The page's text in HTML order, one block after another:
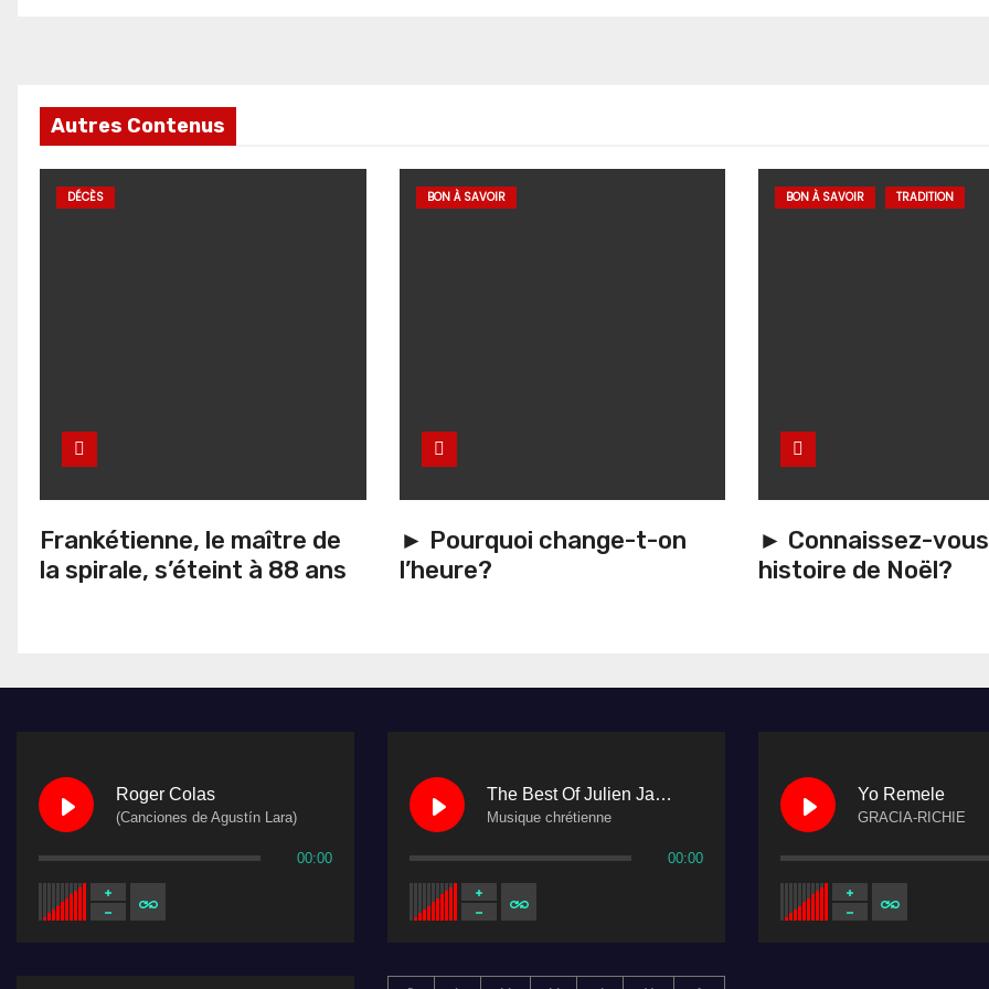
Autres Contenus
DÉCÈS
Frankétienne, le maître de
la spirale, s’éteint à 88 ans
BON À SAVOIR
► Pourquoi change-t-on
l’heure?
BON À SAVOIR TRADITION
► Connaissez-
histoire de Noël?
Roger Colas
(Canciones de Agustín Lara)
00:00
The Best Of Julien Janvier
Musique chrétienne
00:00
Yo Remele
GRACIA-RICHIE